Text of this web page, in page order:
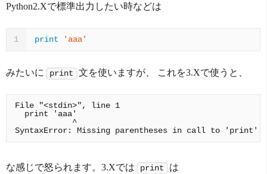
Python2.Xで標準出力したい時などは
1 print 'aaa'
みたいに print 文を使いますが、 これを3.Xで使うと、
File "<stdin>", line 1
  print 'aaa'
            ^
な感じで怒られます。3.Xでは print は